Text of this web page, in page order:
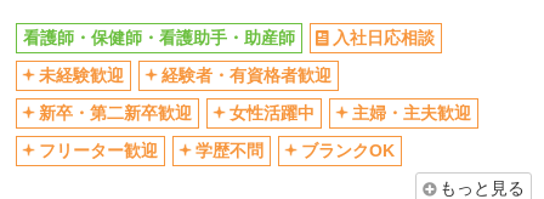
社会保険あり
産休・育休取得実績あり
退職金・財形貯蓄制度あり
各種手当（家族・役職・インセン
ティブなど）あり
制服貸与
研修制度あり
資格取得支援制度あり
看護師・保健師・看護助手・助産師
入社日応相談
未経験歓迎
経験者・有資格者歓迎
新卒・第二新卒歓迎
女性活躍中
主婦・主夫歓迎
フリーター歓迎
学歴不問
ブランクOK
もっと見る